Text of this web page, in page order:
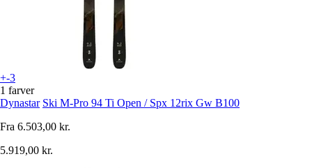
+-3
1 farver
Dynastar Ski M-Pro 94 Ti Open / Spx 12rix Gw B100
Fra 6.503,00 kr.
5.919,00 kr.